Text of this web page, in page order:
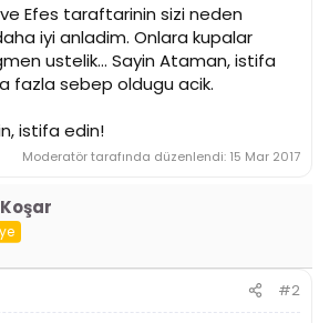
Efes taraftarinin sizi neden
iyi anladim. Onlara kupalar
ustelik... Sayin Ataman, istifa
fazla sebep oldugu acik.
istifa edin!
Moderatör tarafında düzenlendi: 15 Mar 2017
#2